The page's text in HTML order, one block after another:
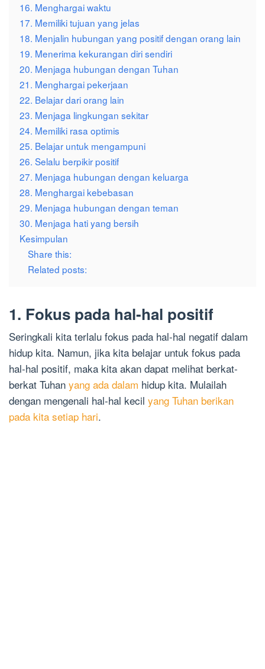
16. Menghargai waktu
17. Memiliki tujuan yang jelas
18. Menjalin hubungan yang positif dengan orang lain
19. Menerima kekurangan diri sendiri
20. Menjaga hubungan dengan Tuhan
21. Menghargai pekerjaan
22. Belajar dari orang lain
23. Menjaga lingkungan sekitar
24. Memiliki rasa optimis
25. Belajar untuk mengampuni
26. Selalu berpikir positif
27. Menjaga hubungan dengan keluarga
28. Menghargai kebebasan
29. Menjaga hubungan dengan teman
30. Menjaga hati yang bersih
Kesimpulan
Share this:
Related posts:
1. Fokus pada hal-hal positif
Seringkali kita terlalu fokus pada hal-hal negatif dalam
hidup kita. Namun, jika kita belajar untuk fokus pada
hal-hal positif, maka kita akan dapat melihat berkat-
berkat Tuhan yang ada dalam hidup kita. Mulailah
dengan mengenali hal-hal kecil yang Tuhan berikan
pada kita setiap hari.